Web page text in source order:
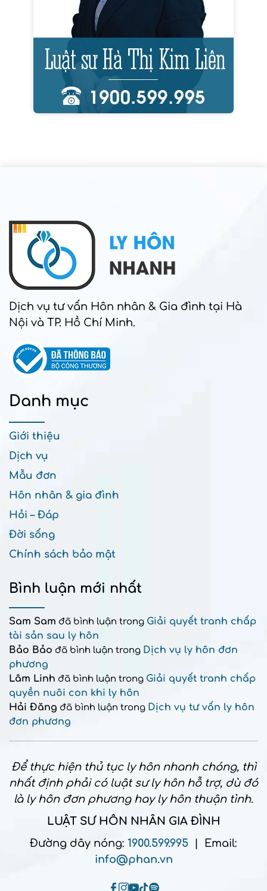
Dịch vụ tư vấn Hôn nhân & Gia đình tại Hà
Nội và TP. Hồ Chí Minh.
Danh mục
Giới thiệu
Dịch vụ
Mẫu đơn
Hôn nhân & gia đình
Hỏi – Đáp
Đời sống
Chính sách bảo mật
Bình luận mới nhất
Sam Sam đã bình luận trong Giải quyết tranh chấp
tài sản sau ly hôn
Bảo Bảo đã bình luận trong Dịch vụ ly hôn đơn
phương
Lâm Linh đã bình luận trong Giải quyết tranh chấp
quyền nuôi con khi ly hôn
Hải Đăng đã bình luận trong Dịch vụ tư vấn ly hôn
đơn phương
Để thực hiện thủ tục ly hôn nhanh chóng, thì
nhất định phải có luật sư ly hôn hỗ trợ, dù đó
là ly hôn đơn phương hay ly hôn thuận tình.
LUẬT SƯ HÔN NHÂN GIA ĐÌNH
Đường dây nóng: 1900.599.995 | Email:
info@phan.vn